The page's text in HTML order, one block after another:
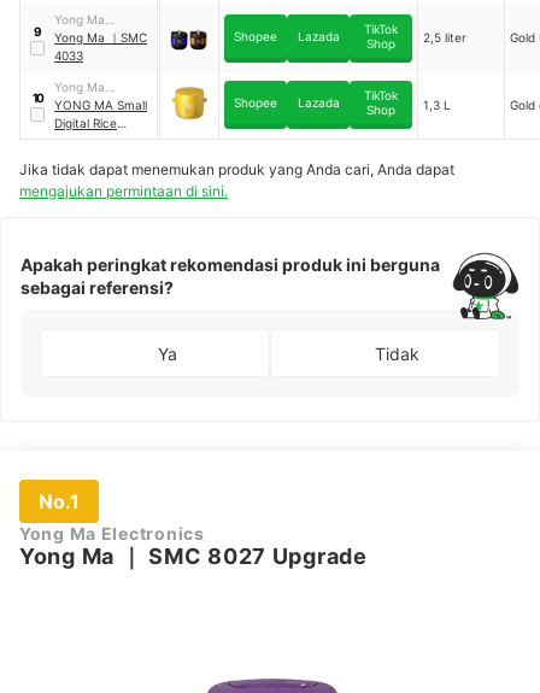
9
Yong Ma
Electronics
Yong Ma ｜ SMC
4033
Shopee Lazada
TikTok
Shop
2,5 liter Gold
10
Yong Ma
Electronics
YONG MA Small
Digital Rice
Cooker 1.3 L｜
Shopee Lazada
TikTok
Shop
1,3 L Gold
Jika tidak dapat menemukan produk yang Anda cari, Anda dapat
mengajukan permintaan di sini.
Apakah peringkat rekomendasi produk ini berguna
sebagai referensi?
Ya Tidak
No.1
Yong Ma Electronics
Yong Ma ｜SMC 8027 Upgrade